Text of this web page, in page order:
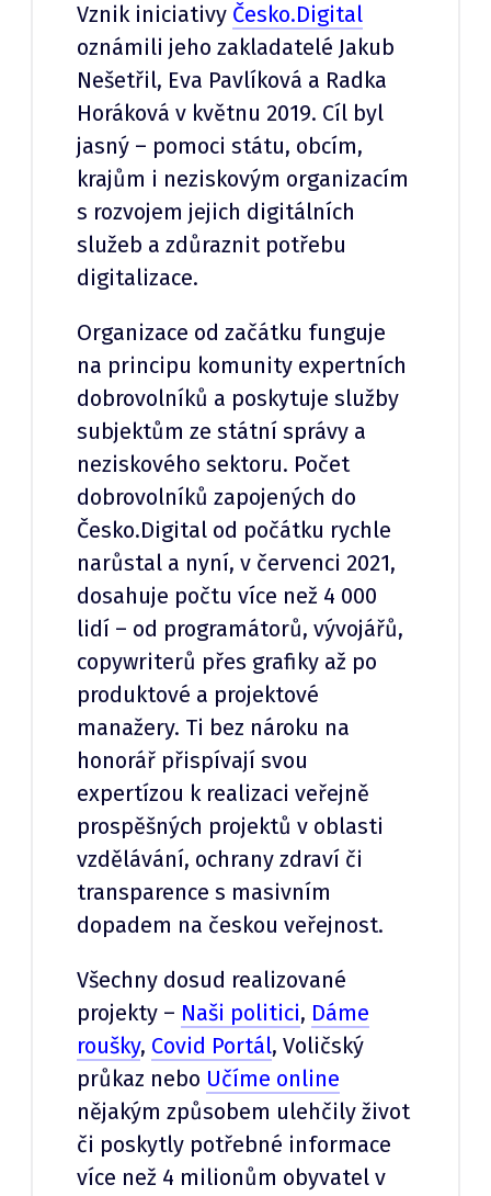
Vznik iniciativy Česko.Digital
oznámili jeho zakladatelé Jakub
Nešetřil, Eva Pavlíková a Radka
Horáková v květnu 2019. Cíl byl
jasný – pomoci státu, obcím,
krajům i neziskovým organizacím
s rozvojem jejich digitálních
služeb a zdůraznit potřebu
digitalizace.
Organizace od začátku funguje
na principu komunity expertních
dobrovolníků a poskytuje služby
subjektům ze státní správy a
neziskového sektoru. Počet
dobrovolníků zapojených do
Česko.Digital od počátku rychle
narůstal a nyní, v červenci 2021,
dosahuje počtu více než 4 000
lidí –⁠ od programátorů, vývojářů,
copywriterů přes grafiky až po
produktové a projektové
manažery. Ti bez nároku na
honorář přispívají svou
expertízou k realizaci veřejně
prospěšných projektů v oblasti
vzdělávání, ochrany zdraví či
transparence s masivním
dopadem na českou veřejnost.
Všechny dosud realizované
projekty – ⁠ Naši politici, Dáme
roušky, Covid Portál, Voličský
průkaz nebo Učíme online
nějakým způsobem ulehčily život
či poskytly potřebné informace
více než 4 milionům obyvatel v